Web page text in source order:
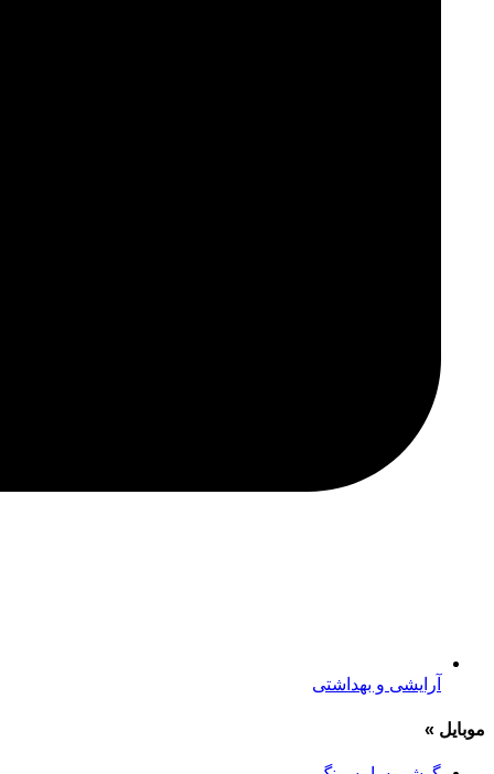
آرایشی و بهداشتی
موبایل »